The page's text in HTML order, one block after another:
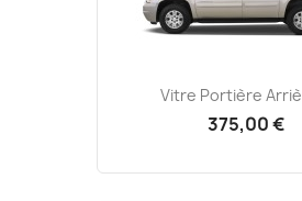
Vitre Portière
375,00 €